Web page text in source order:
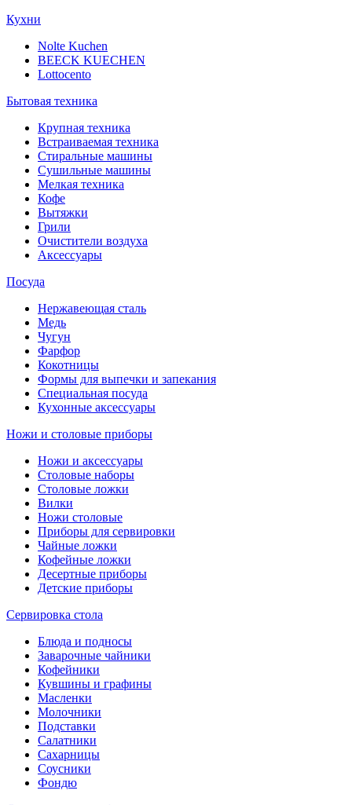
Кухни
Nolte Kuchen
BEECK KUECHEN
Lottocento
Бытовая техника
Крупная техника
Встраиваемая техника
Стиральные машины
Сушильные машины
Мелкая техника
Кофе
Вытяжки
Грили
Очистители воздуха
Аксессуары
Посуда
Нержавеющая сталь
Медь
Чугун
Фарфор
Кокотницы
Формы для выпечки и запекания
Специальная посуда
Кухонные аксессуары
Ножи и столовые приборы
Ножи и аксессуары
Столовые наборы
Столовые ложки
Вилки
Ножи столовые
Приборы для сервировки
Чайные ложки
Кофейные ложки
Десертные приборы
Детские приборы
Сервировка стола
Блюда и подносы
Заварочные чайники
Кофейники
Кувшины и графины
Масленки
Молочники
Подставки
Салатники
Сахарницы
Соусники
Фондю